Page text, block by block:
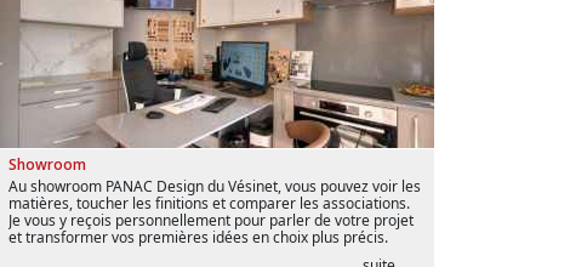
Showroom
Au showroom PANAC Design du Vésinet, vous pouvez voir les
matières, toucher les finitions et comparer les associations.
Je vous y reçois personnellement pour parler de votre projet
et transformer vos premières idées en choix plus précis.